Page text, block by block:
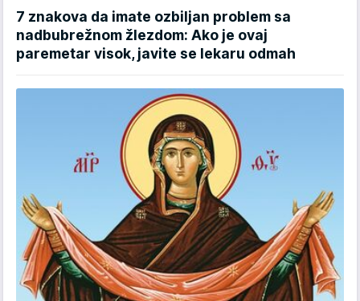
7 znakova da imate ozbiljan problem sa
nadbubrežnom žlezdom: Ako je ovaj
paremetar visok, javite se lekaru odmah